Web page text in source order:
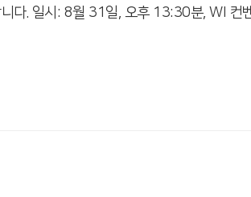
다. 일시: 8월 31일, 오후 13:30분, WI 컨